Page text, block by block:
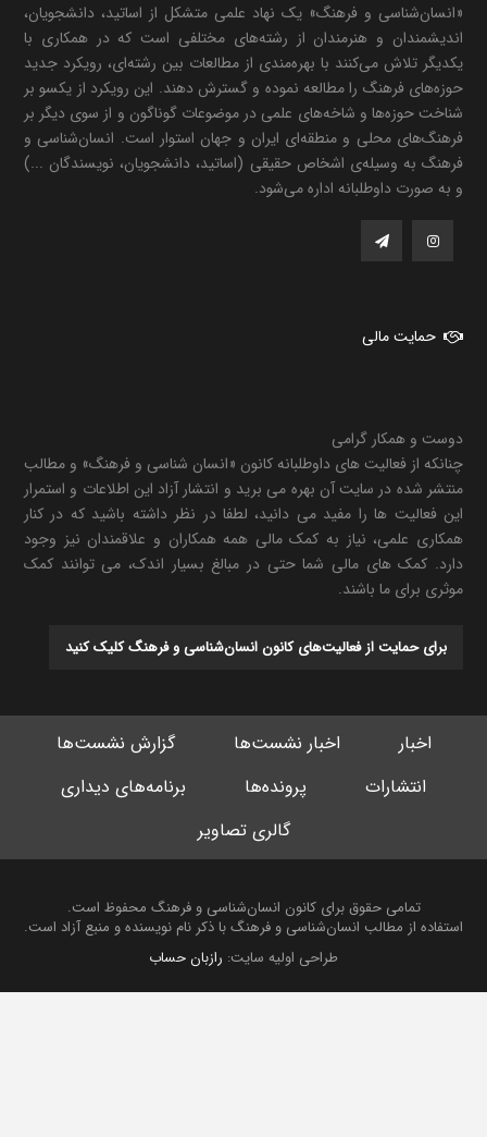
«انسان‌شناسی و فرهنگ» یک نهاد علمی متشکل از اساتید، دانشجویان،
اندیشمندان و هنرمندان از رشته‌های مختلفی است که در همکاری با
یکدیگر تلاش می‌کنند با بهره‌مندی از مطالعات بین رشته‌ای، رویکرد جدید
حوزه‌های فرهنگ را مطالعه نموده و گسترش دهند. این رویکرد از یکسو بر
شناخت حوزه‌ها و شاخه‌های علمی در موضوعات گوناگون و از سوی دیگر بر
فرهنگ‌های محلی و منطقه‌ای ایران و جهان استوار است. انسان‌شناسی و
فرهنگ به وسیله‌ی اشخاص حقیقی (اساتید، دانشجویان، نویسندگان ...)
و به صورت داوطلبانه اداره می‌شود.
حمایت مالی
دوست و همکار گرامی
چنانکه از فعالیت های داوطلبانه کانون «انسان شناسی و فرهنگ» و مطالب
منتشر شده در سایت آن بهره می برید و انتشار آزاد این اطلاعات و استمرار
این فعالیت ها را مفید می دانید، لطفا در نظر داشته باشید که در کنار
همکاری علمی، نیاز به کمک مالی همه همکاران و علاقمندان نیز وجود
دارد. کمک های مالی شما حتی در مبالغ بسیار اندک، می توانند کمک
موثری برای ما باشند.
برای حمایت از فعالیت‌های کانون انسان‌شناسی و فرهنگ کلیک کنید
اخبار اخبار نشست‌ها
گزارش نشست‌ها
انتشارات
پرونده‌ها
برنامه‌های دیداری
گالری تصاویر
تمامی حقوق برای کانون انسان‌شناسی و فرهنگ محفوظ است.
استفاده از مطالب انسان‌شناسی و فرهنگ با ذکر نام نویسنده و منبع آزاد است.
طراحی اولیه سایت:رازبان حساب